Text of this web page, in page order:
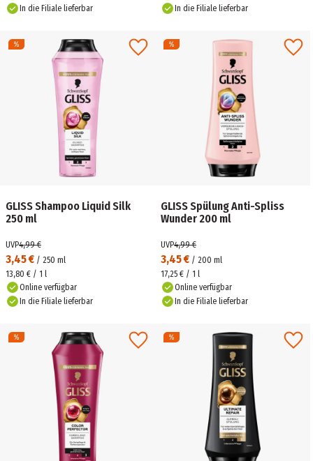
In die Filiale lieferbar
In die Filiale lieferbar
GLISS Shampoo Liquid Silk
250 ml
3,45 € / 250 ml
UVP4,99 €
13,80 € / 1 l
Online verfügbar
In die Filiale lieferbar
GLISS Spülung Anti-Spliss
Wunder 200 ml
3,45 € / 200 ml
UVP4,99 €
17,25 € / 1 l
Online verfügbar
In die Filiale lieferbar